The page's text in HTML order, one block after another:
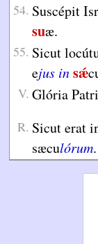
54. Suscépit
suæ.
55. Sicut
ejus insǽ
V. Glória
R. Sicut erat
sæculórum.